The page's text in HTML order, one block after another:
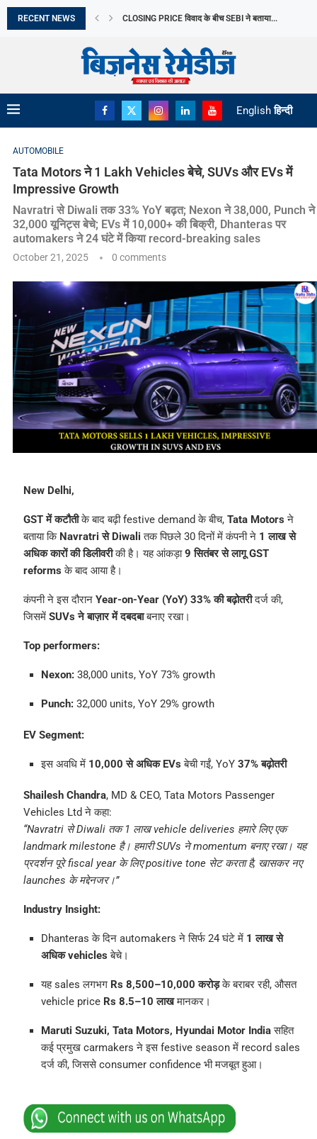
RECENT NEWS युवा USERS को नुकसान के आरोप में META...
English हिन्दी
AUTOMOBILE
Tata Motors ने 1 Lakh Vehicles बेचे, SUVs और EVs में
Impressive Growth
Navratri से Diwali तक 33% YoY बढ़त; Nexon ने 38,000, Punch ने
32,000 यूनिट्स बेचे; EVs में 10,000+ की बिक्री, Dhanteras पर
automakers ने 24 घंटे में किया record-breaking sales
October 21, 2025 0 comments
New Delhi,
GST में कटौतीके बाद बढ़ी festive demand के बीच, Tata Motors ने
बताया कि Navratri से Diwali तक पिछले 30 दिनों में कंपनी ने 1 लाख से
अधिक कारों की डिलीवरीकी है। यह आंकड़ा9 सितंबर से लागू GST
reforms के बाद आया है।
कंपनी ने इस दौरान Year-on-Year (YoY) 33% की बढ़ोतरीदर्ज की,
जिसमें SUVs ने बाज़ार में दबदबाबनाए रखा।
Top performers:
Nexon:38,000 units, YoY 73% growth
Punch:32,000 units, YoY 29% growth
EV Segment:
इस अवधि में 10,000 से अधिक EVs बेची गईं, YoY 37% बढ़ोतरी
Shailesh Chandra, MD & CEO, Tata Motors Passenger
Vehicles Ltd ने कहा:
“Navratri से Diwali तक 1 लाख vehicle deliveries हमारे लिए एक
landmark milestone है। हमारी SUVs ने momentum बनाए रखा। यह
प्रदर्शन पूरे fiscal year के लिए positive tone सेट करता है, खासकर नए
launches के मद्देनजर।”
Industry Insight:
Dhanteras के दिन automakers ने सिर्फ 24 घंटे में 1 लाख से
अधिक vehicles बेचे।
यह sales लगभग Rs 8,500–10,000 करोड़के बराबर रही, औसत
vehicle price Rs 8.5–10 लाखमानकर।
Maruti Suzuki, Tata Motors, Hyundai Motor Indiaसहित
कई प्रमुख carmakers ने इस festive season में record sales
दर्ज की, जिससे consumer confidence भी मजबूत हुआ।